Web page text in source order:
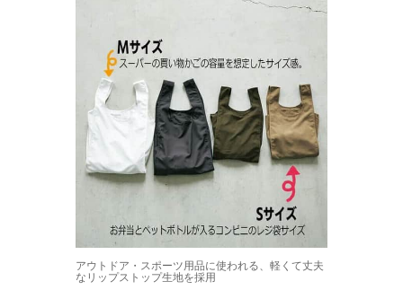
アウトドア・スポーツ用品に使われる、軽くて丈夫
なリップストップ生地を採用